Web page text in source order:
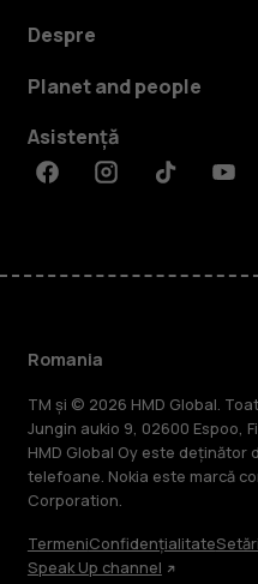
Despre
Planet and people
Asistență
FacebookInstagramTiktok
Romania
TM și © 2026 HMD Global.
Jungin aukio 9, 02600 Espoo,
HMD Global Oy este deținător
telefoane. Nokia este marcă
Corporation.
TermeniConfidențialitate
Speak Up channel